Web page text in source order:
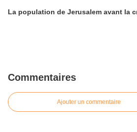
La population de Jerusalem avant la
Commentaires
Ajouter un commentaire